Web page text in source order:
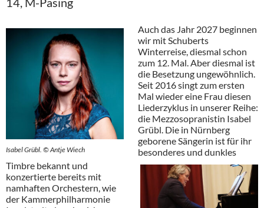
Isabel Grübl. © Antje Wiech
Auch das Jahr 2027 beginnen
wir mit Schuberts
Winterreise, diesmal schon
zum 12. Mal. Aber diesmal ist
die Besetzung ungewöhnlich.
Seit 2016 singt zum ersten
Mal wieder eine Frau diesen
Liederzyklus in unserer Reihe:
die Mezzosopranistin Isabel
Grübl. Die in Nürnberg
geborene Sängerin ist für ihr
besonderes und dunkles
Timbre bekannt und
konzertierte bereits mit
namhaften Orchestern, wie
der Kammerphilharmonie